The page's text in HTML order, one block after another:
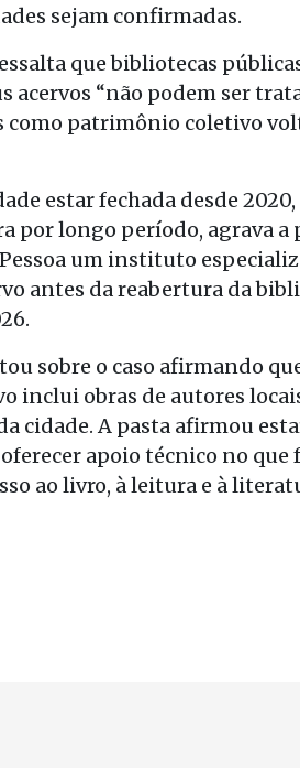
sejam confirmadas.
que bibliotecas
acervos “não podem ser
patrimônio coletivo
estar fechada desde
por longo período, agrava a
um instituto
antes da reabertura da
sobre o caso afirmando
inclui obras de autores
cidade. A pasta afirmou
apoio técnico no
ao livro, à leitura e à